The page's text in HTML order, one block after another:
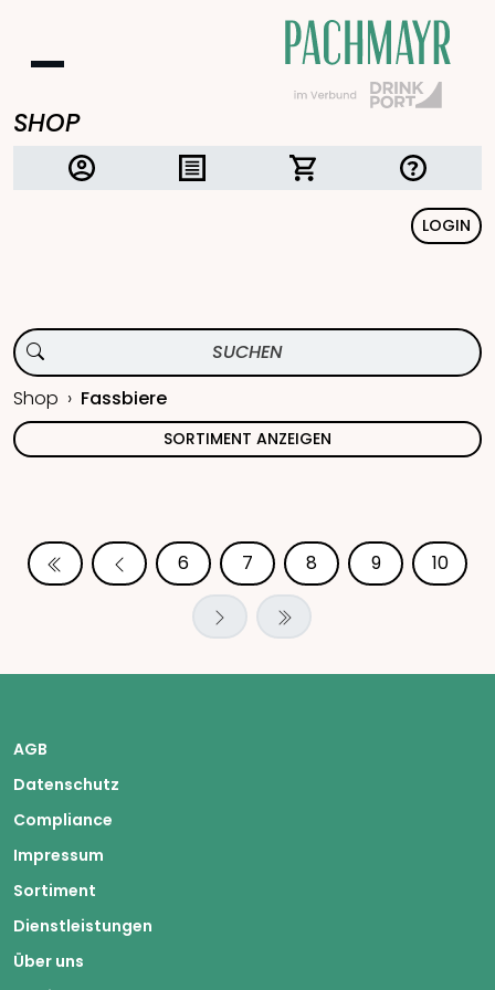
SHOP
LOGIN
Shop Fassbiere
SORTIMENT ANZEIGEN
6 7 8 9 10
AGB
Datenschutz
Compliance
Impressum
Sortiment
Dienstleistungen
Über uns